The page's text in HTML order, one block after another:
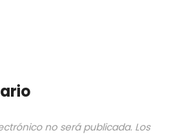
no será publicada. Los